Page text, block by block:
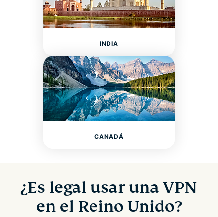
INDIA
CANADÁ
¿Es legal usar una VPN
en el Reino Unido?